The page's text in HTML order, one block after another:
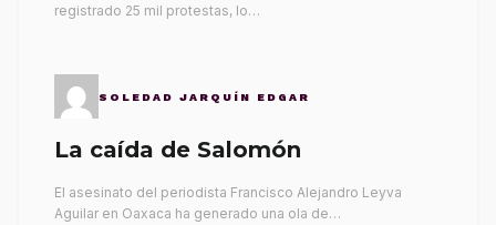
registrado 25 mil protestas, lo…
SOLEDAD JARQUÍN EDGAR
La caída de Salomón
El asesinato del periodista Francisco Alejandro Leyva
Aguilar en Oaxaca ha generado una ola de…